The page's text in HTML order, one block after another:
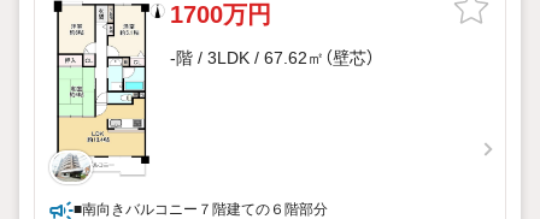
1700万円
-階 / 3LDK / 67.62㎡（壁芯）
■南向きバルコニー７階建ての６階部分